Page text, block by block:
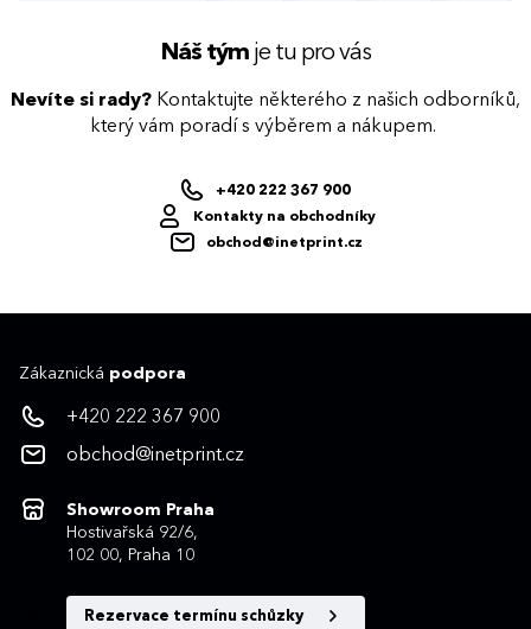
Náš týmje tu pro vás
Nevíte si rady? Kontaktujte některého z našich odborníků,
který vám poradí s výběrem a nákupem.
+420 222 367 900
Kontakty na obchodníky
obchod@inetprint.cz
Zákaznická podpora
+420 222 367 900
obchod@inetprint.cz
Showroom Praha
Hostivařská 92/6,
102 00, Praha 10
Rezervace termínu schůzky